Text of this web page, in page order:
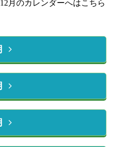
月のカレンダーへはこちら